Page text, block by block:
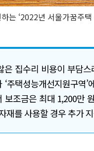
는 ‘2022년 서울가꿈주택
집수리 비용이 부담스
주택성능개선지원구역
조금은 최대 1,200만
재를 사용할 경우 추가